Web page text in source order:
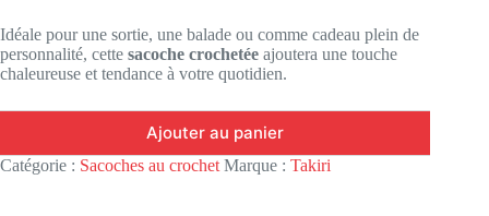
Idéale pour une sortie, une balade ou comme cadeau plein de
personnalité, cette sacoche crochetée ajoutera une touche
chaleureuse et tendance à votre quotidien.
Ajouter au panier
Catégorie : Sacoches au crochet Marque : Takiri